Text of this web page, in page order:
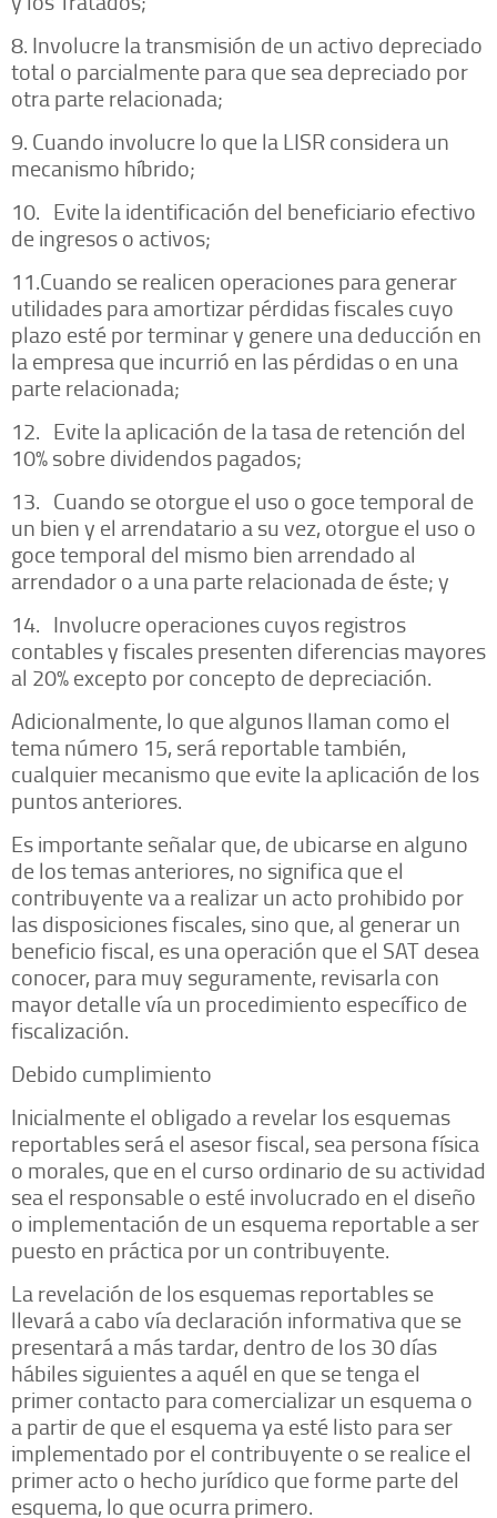
8. Involucre la transmisión de un activo depreciado
total o parcialmente para que sea depreciado por
otra parte relacionada;
9. Cuando involucre lo que la LISR considera un
mecanismo híbrido;
10. Evite la identificación del beneficiario efectivo
de ingresos o activos;
11.Cuando se realicen operaciones para generar
utilidades para amortizar pérdidas fiscales cuyo
plazo esté por terminar y genere una deducción en
la empresa que incurrió en las pérdidas o en una
parte relacionada;
12. Evite la aplicación de la tasa de retención del
10% sobre dividendos pagados;
13. Cuando se otorgue el uso o goce temporal de
un bien y el arrendatario a su vez, otorgue el uso o
goce temporal del mismo bien arrendado al
arrendador o a una parte relacionada de éste; y
14. Involucre operaciones cuyos registros
contables y fiscales presenten diferencias mayores
al 20% excepto por concepto de depreciación.
Adicionalmente, lo que algunos llaman como el
tema número 15, será reportable también,
cualquier mecanismo que evite la aplicación de los
puntos anteriores.
Es importante señalar que, de ubicarse en alguno
de los temas anteriores, no significa que el
contribuyente va a realizar un acto prohibido por
las disposiciones fiscales, sino que, al generar un
beneficio fiscal, es una operación que el SAT desea
conocer, para muy seguramente, revisarla con
mayor detalle vía un procedimiento específico de
fiscalización.
Debido cumplimiento
Inicialmente el obligado a revelar los esquemas
reportables será el asesor fiscal, sea persona física
o morales, que en el curso ordinario de su actividad
sea el responsable o esté involucrado en el diseño
o implementación de un esquema reportable a ser
puesto en práctica por un contribuyente.
La revelación de los esquemas reportables se
llevará a cabo vía declaración informativa que se
presentará a más tardar, dentro de los 30 días
hábiles siguientes a aquél en que se tenga el
primer contacto para comercializar un esquema o
a partir de que el esquema ya esté listo para ser
implementado por el contribuyente o se realice el
primer acto o hecho jurídico que forme parte del
esquema, lo que ocurra primero.